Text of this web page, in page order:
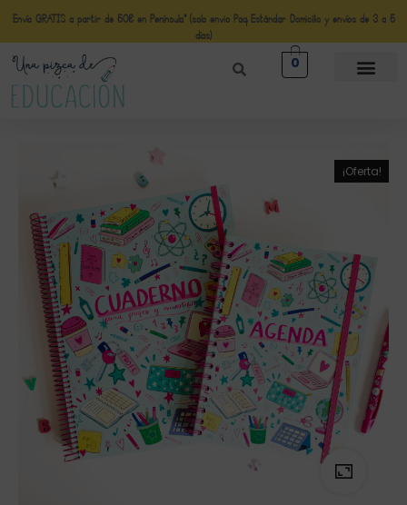
Envío GRATIS a partir de 50€ en Península* (solo envio Paq Estándar Domicilio y envíos de 3 a 5
días)
0
¡Oferta!